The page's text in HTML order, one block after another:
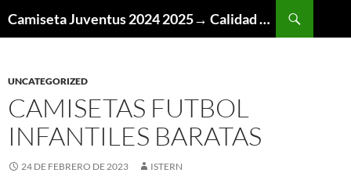
Camiseta Juventus 2024 2025→ Calidad Thai AAA
UNCATEGORIZED
CAMISETAS FUTBOL
INFANTILES BARATAS
24 DE FEBRERO DE 2023 ISTERN